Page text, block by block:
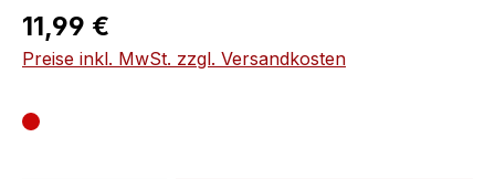
Regulärer Preis:
11,99 €
Preise inkl. MwSt. zzgl. Versandkosten